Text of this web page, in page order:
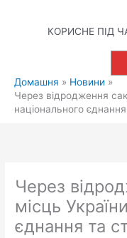
КОРИСНЕ ПІД
Домашня
Новини
Через відродження
національного
Через
місць
єднання та